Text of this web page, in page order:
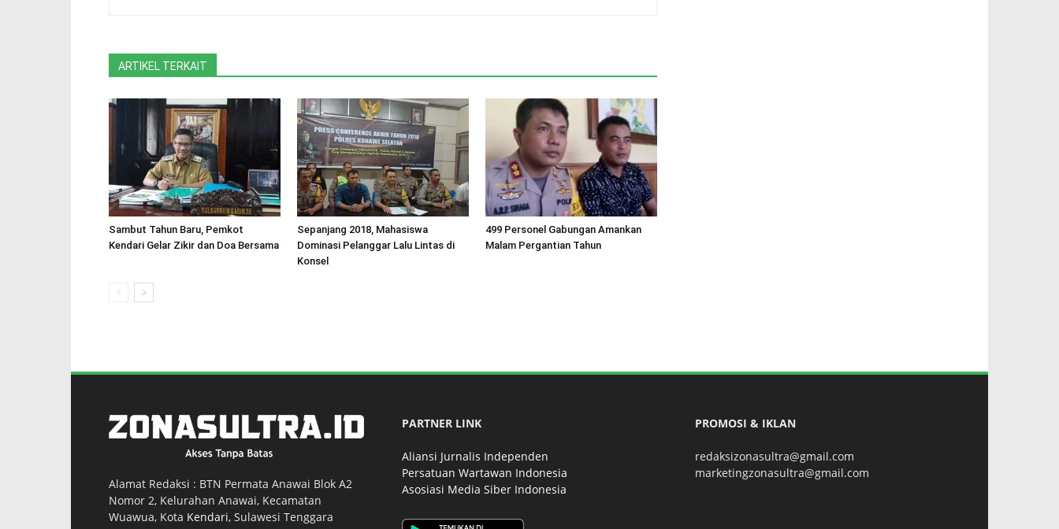
ARTIKEL TERKAIT
Sambut Tahun Baru, Pemkot
Kendari Gelar Zikir dan Doa Bersama
Sepanjang 2018, Mahasiswa
Dominasi Pelanggar Lalu Lintas di
Konsel
499 Personel Gabungan Amankan
Malam Pergantian Tahun
Alamat Redaksi : BTN Permata Anawai Blok A2
Nomor 2, Kelurahan Anawai, Kecamatan
Wuawua, Kota Kendari, Sulawesi Tenggara
PARTNER LINK
Aliansi Jurnalis Independen
Persatuan Wartawan Indonesia
Asosiasi Media Siber Indonesia
PROMOSI & IKLAN
redaksizonasultra@gmail.com
marketingzonasultra@gmail.com